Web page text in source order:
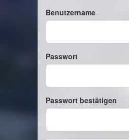
Benutzername
Passwort
Passwort bestätigen